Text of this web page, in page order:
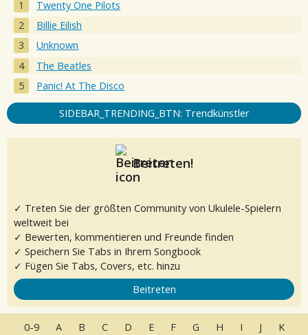
Twenty One Pilots
Billie Eilish
Unknown
The Beatles
Panic! At The Disco
SIDEBAR_TRENDING_BTN: Trendkünstler
Beitreten!
✓ Treten Sie der größten Community von Ukulele-Spielern
weltweit bei
✓ Bewerten, kommentieren und Freunde finden
✓ Speichern Sie Tabs in Ihrem Songbook
✓ Fügen Sie Tabs, Covers, etc. hinzu
Beitreten
0-9 A B C D E F G H I J K